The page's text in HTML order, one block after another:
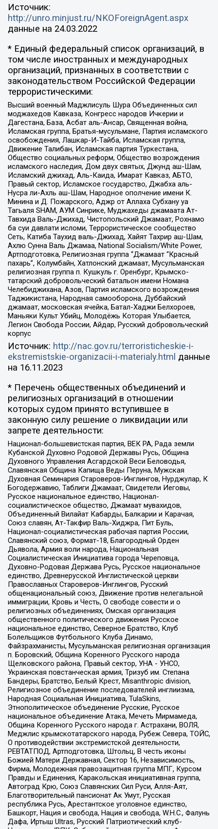
Источник:
http://unro.minjust.ru/NKOForeignAgent.aspx
данные на 24.03.2022
* Единый федеральный список организаций, в
том числе иностранных и международных
организаций, признанных в соответствии с
законодательством Российской Федерации
террористическими:
Высший военный Маджлисуль Шура Объединенных сил
моджахедов Кавказа, Конгресс народов Ичкерии и
Дагестана, База, Асбат аль-Ансар, Священная война,
Исламская группа, Братья-мусульмане, Партия исламского
освобождения, Лашкар-И-Тайба, Исламская группа,
Движение Талибан, Исламская партия Туркестана,
Общество социальных реформ, Общество возрождения
исламского наследия, Дом двух святых, Джунд аш-Шам,
Исламский джихад, Аль-Каида, Имарат Кавказ, АБТО,
Правый сектор, Исламское государство, Джабха аль-
Нусра ли-Ахль аш-Шам, Народное ополчение имени К.
Минина и Д. Пожарского, Аджр от Аллаха Субхану уа
Тагьаля SHAM, АУМ Синрике, Муджахеды джамаата Ат-
Тавхида Валь-Джихад, Чистопольский Джамаат, Рохнамо
ба суи давлати исломи, Террористическое сообщество
Сеть, Катиба Таухид валь-Джихад, Хайят Тахрир аш-Шам,
Ахлю Сунна Валь Джамаа, National Socialism/White Power,
Артподготовка, Религиозная группа “Джамаат “Красный
пахарь”, Колумбайн, Хатлонский джамаат, Мусульманская
религиозная группа п. Кушкуль г. Оренбург, Крымско-
татарский добровольческий батальон имени Номана
Челебиджихана, Азов, Партия исламского возрождения
Таджикистана, Народная самооборона, Дуббайский
джамаат, московская ячейка, Батал-Хаджи Белхороев,
Маньяки Культ Убийц, Молодёжь Которая Улыбается,
Легион Свобода России, Айдар, Русский добровольческий
корпус
Источник: http://nac.gov.ru/terroristicheskie-i-
ekstremistskie-organizacii-i-materialy.html данные
на 16.11.2023
* Перечень общественных объединений и
религиозных организаций в отношении
которых судом принято вступившее в
законную силу решение о ликвидации или
запрете деятельности:
Национал-большевистская партия, ВЕК РА, Рада земли
Кубанской Духовно Родовой Державы Русь, Община
Духовного Управления Асгардской Веси Беловодья,
Славянская Община Капища Веды Перуна, Мужская
Духовная Семинария Староверов-Инглингов, Нурджулар, К
Богодержавию, Таблиги Джамаат, Свидетели Иеговы,
Русское национальное единство, Национал-
социалистическое общество, Джамаат мувахидов,
Объединенный Вилайат Кабарды, Балкарии и Карачая,
Союз славян, Ат-Такфир Валь-Хиджра, Пит Буль,
Национал-социалистическая рабочая партия России,
Славянский союз, Формат-18, Благородный Орден
Дьявола, Армия воли народа, Национальная
Социалистическая Инициатива города Череповца,
Духовно-Родовая Держава Русь, Русское национальное
единство, Древнерусской Инглистической церкви
Православных Староверов-Инглингов, Русский
общенациональный союз, Движение против нелегальной
иммиграции, Кровь и Честь, О свободе совести и о
религиозных объединениях, Омская организация
общественного политического движения Русское
национальное единство, Северное Братство, Клуб
Болельщиков Футбольного Клуба Динамо,
Файзрахманисты, Мусульманская религиозная организация
п. Боровский, Община Коренного Русского народа
Щелковского района, Правый сектор, УНА - УНСО,
Украинская повстанческая армия, Тризуб им. Степана
Бандеры, Братство, Белый Крест, Misanthropic division,
Религиозное объединение последователей инглиизма,
Народная Социальная Инициатива, TulaSkins,
Этнополитическое объединение Русские, Русское
национальное объединение Атака, Мечеть Мирмамеда,
Община Коренного Русского народа г. Астрахани, ВОЛЯ,
Меджлис крымскотатарского народа, Рубеж Севера, ТОЙС,
О противодействии экстремистской деятельности,
РЕВТАТПОД, Артподготовка, Штольц, В честь иконы
Божией Матери Державная, Сектор 16, Независимость,
Фирма, Молодежная правозащитная группа МПГ, Курсом
Правды и Единения, Каракольская инициативная группа,
Автоград Крю, Союз Славянских Сил Руси, Алля-Аят,
Благотворительный пансионат Ак Умут, Русская
республика Русь, Арестантское уголовное единство,
Башкорт, Нация и свобода, Нация и свобода, W.H.С., Фалунь
Дафа, Иртыш Ultras, Русский Патриотический клуб-